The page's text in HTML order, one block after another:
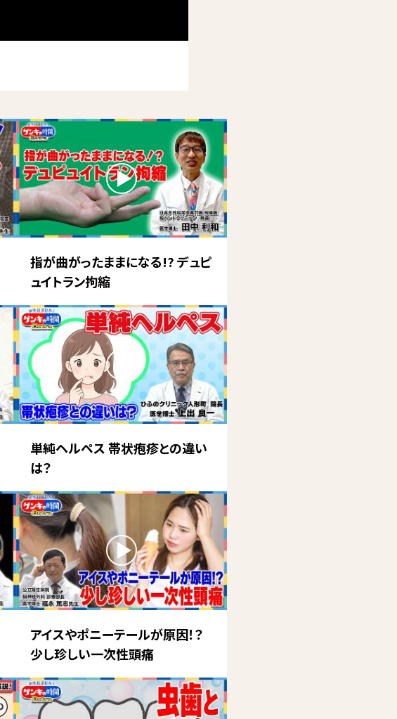
指が曲がったままになる!? デュピ
ュイトラン拘縮
単純ヘルペス 帯状疱疹との違い
は？
アイスやポニーテールが原因！？
少し珍しい一次性頭痛